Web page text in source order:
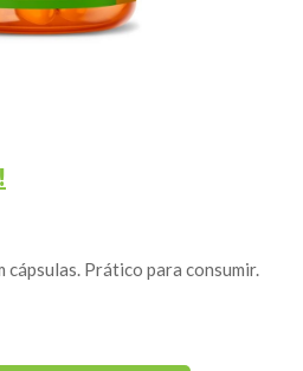
cápsulas. Prático para consumir.